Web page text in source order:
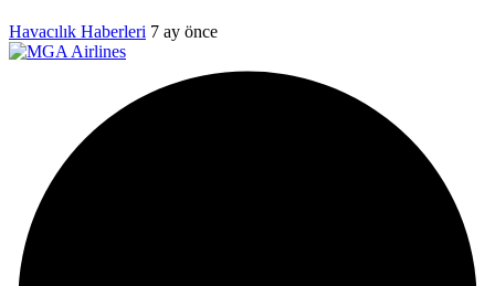
Havacılık Haberleri 7 ay önce